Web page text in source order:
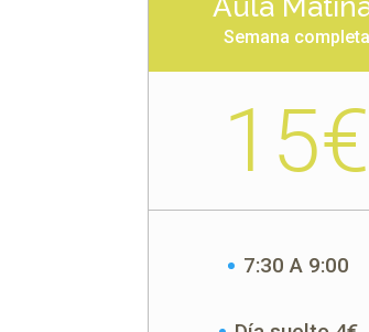
Semana completa
15€
7:30 A 9:00